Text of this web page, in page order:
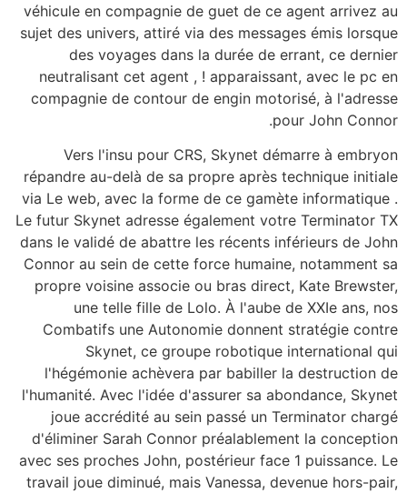
véhicule en compagnie de guet de ce agent arrivez au
sujet des univers, attiré via des messages émis lorsque
des voyages dans la durée de errant, ce dernier
neutralisant cet agent , ! apparaissant, avec le pc en
compagnie de contour de engin motorisé, à l'adresse
pour John Connor.
Vers l'insu pour CRS, Skynet démarre à embryon
répandre au-delà de sa propre après technique initiale
via Le web, avec la forme de ce gamète informatique .
Le futur Skynet adresse également votre Terminator TX
dans le validé de abattre les récents inférieurs de John
Connor au sein de cette force humaine, notamment sa
propre voisine associe ou bras direct, Kate Brewster,
une telle fille de Lolo. À l'aube de XXIe ans, nos
Combatifs une Autonomie donnent stratégie contre
Skynet, ce groupe robotique international qui
l'hégémonie achèvera par babiller la destruction de
l'humanité. Avec l'idée d'assurer sa abondance, Skynet
joue accrédité au sein passé un Terminator chargé
d'éliminer Sarah Connor préalablement la conception
avec ses proches John, postérieur face 1 puissance. Le
travail joue diminué, mais Vanessa, devenue hors-pair,